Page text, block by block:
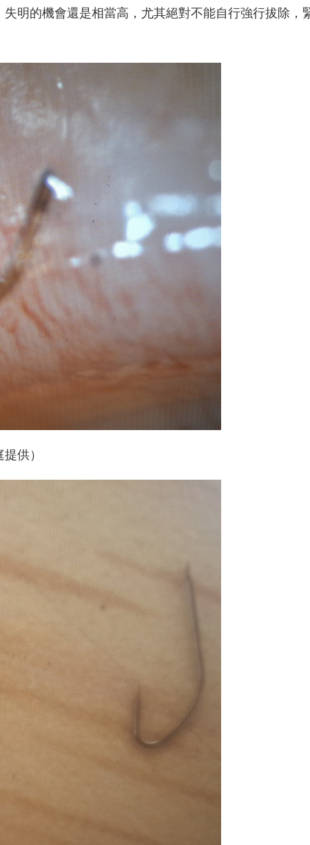
明的機會還是相當高，尤其絕對不能自行強行拔除，
供）